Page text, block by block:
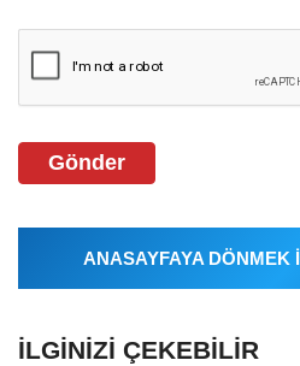
Gönder
ANASAYFAYA DÖNMEK
İLGINIZI ÇEKEBILIR